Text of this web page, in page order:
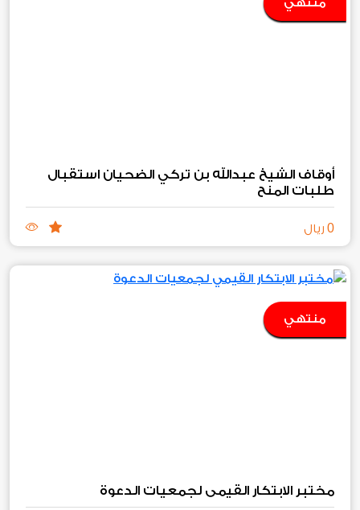
أوقاف الشيخ عبدالله بن تركي الضحيان استقبال
طلبات المنح‏
0 ريال
منتهي
مختبر الابتكار القيمي لجمعيات الدعوة